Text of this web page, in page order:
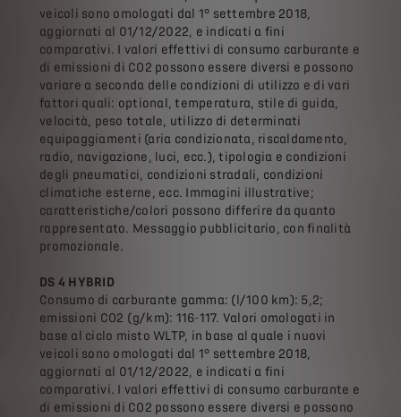
veicoli sono omologati dal 1° settembre 2018,
aggiornati al 01/12/2022, e indicati a fini
comparativi. I valori effettivi di consumo carburante e
di emissioni di CO2 possono essere diversi e possono
variare a seconda delle condizioni di utilizzo e di vari
fattori quali: optional, temperatura, stile di guida,
velocità, peso totale, utilizzo di determinati
equipaggiamenti (aria condizionata, riscaldamento,
radio, navigazione, luci, ecc.), tipologia e condizioni
degli pneumatici, condizioni stradali, condizioni
climatiche esterne, ecc. Immagini illustrative;
caratteristiche/colori possono differire da quanto
rappresentato. Messaggio pubblicitario, con finalità
promozionale.
DS 4 HYBRID
Consumo di carburante gamma: (l/100 km): 5,2;
emissioni CO2 (g/km): 116-117. Valori omologati in
base al ciclo misto WLTP, in base al quale i nuovi
veicoli sono omologati dal 1° settembre 2018,
aggiornati al 01/12/2022, e indicati a fini
comparativi. I valori effettivi di consumo carburante e
di emissioni di CO2 possono essere diversi e possono